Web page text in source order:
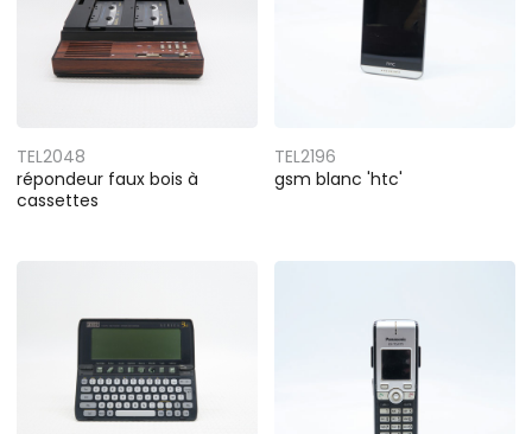
TEL2048
répondeur faux bois à
cassettes
TEL2196
gsm blanc 'htc'